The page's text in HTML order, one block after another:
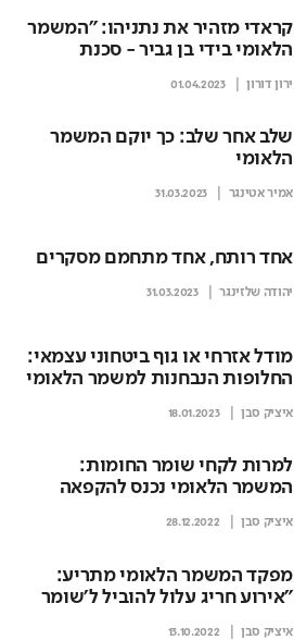
קראדי מזהיר את נתניהו: "המשמר
הלאומי בידי בן גביר - סכנת
ירון דורון 01.04.2023
שלב אחר שלב: כך יוקם המשמר
הלאומי
אמיר אטינגר 31.03.2023
אחד רותח, אחד מתחמם מסקרים
יהודה שלזינגר 31.03.2023
מודל אזרחי או גוף ביטחוני עצמאי:
החלופות הנבחנות למשמר הלאומי
איציק סבן 18.01.2023
למרות לקחי שומר החומות:
המשמר הלאומי נכנס להקפאה
איציק סבן 28.12.2022
מפקד המשמר הלאומי מתריע:
"אירוע חריג עלול להוביל ל'שומר
איציק סבן 13.10.2022